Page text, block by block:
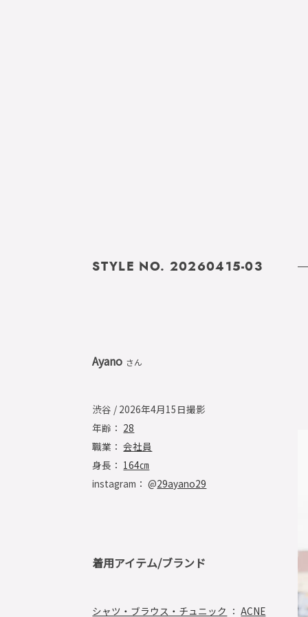
STYLE NO. 20260415-03
Ayano さん
渋谷 / 2026年4月15日撮影
年齢： 28
職業：会社員
身長： 164㎝
instagram： @29ayano29
着用アイテム/ブランド
シャツ・ブラウス・チュニック ：ACNE